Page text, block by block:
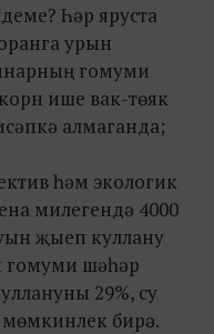
Һәр яруста
урын
гомуми
ише вак-төяк
алмаганда;
һәм экологик
милегендә 4000
җыеп куллану
гомуми шәһәр
29%, су
бирә.